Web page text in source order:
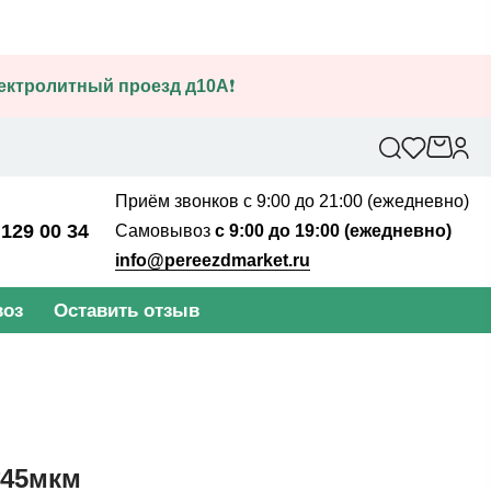
проезд д10А❗
00 34
Приём звонков с 9:00 до 21:00 (ежедневно)
Самовывоз с 9:00 до 19:00 (ежедневно)
info@pereezdmarket.ru
Оставить отзыв